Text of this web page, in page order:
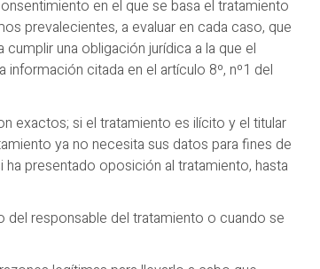
en el que se basa el tratamiento
prevalecientes, a evaluar en cada caso, que
una obligación jurídica a la que el
citada en el artículo 8º, nº1 del
exactos; si el tratamiento es ilícito y el titular
ya no necesita sus datos para fines de
presentado oposición al tratamiento, hasta
responsable del tratamiento o cuando se